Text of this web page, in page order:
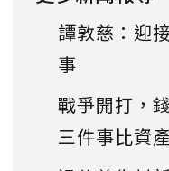
譚敦慈：迎
事
戰爭開打，
三件事比資